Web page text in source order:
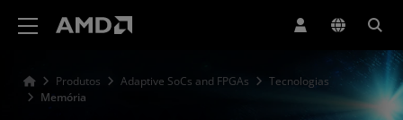
Produtos Adaptive SoCs and FPGAs
Tecnologias
Memória